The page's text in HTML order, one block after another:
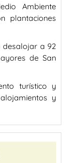
Ambiente
plantaciones
desalojar a 92
de San
turístico y
y